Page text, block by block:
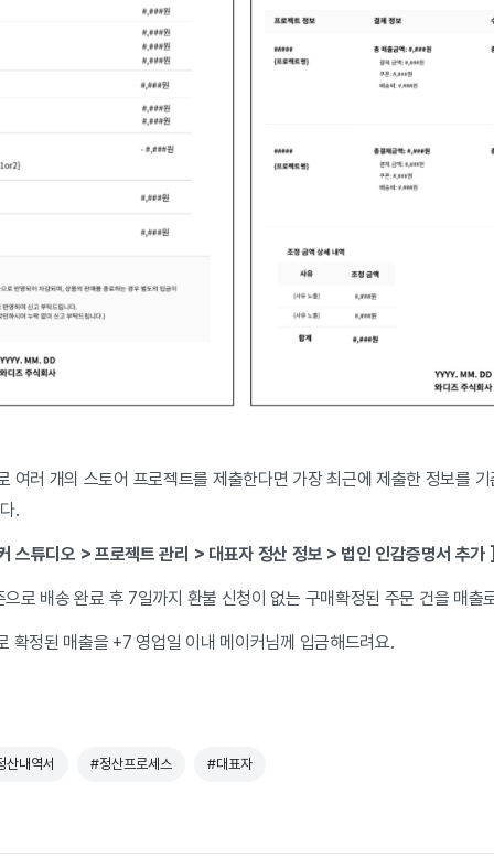
여러 개의 스토어 프로젝트를 제출한다면 가장 최근에 제출한 정보를
.
스튜디오 > 프로젝트 관리 > 대표자 정산 정보 > 법인 인감증명서 추
로 배송 완료 후 7일까지 환불 신청이 없는 구매확정된 주문 건을 매출
확정된 매출을 +7 영업일 이내 메이커님께 입금해드려요.
산내역서 #정산프로세스 #대표자